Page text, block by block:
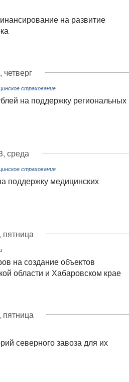
на развитие
страхование
на поддержку региональных
среда
страхование
поддержку медицинских
на создание объектов
области и Хабаровском крае
пятница
северного завоза для их